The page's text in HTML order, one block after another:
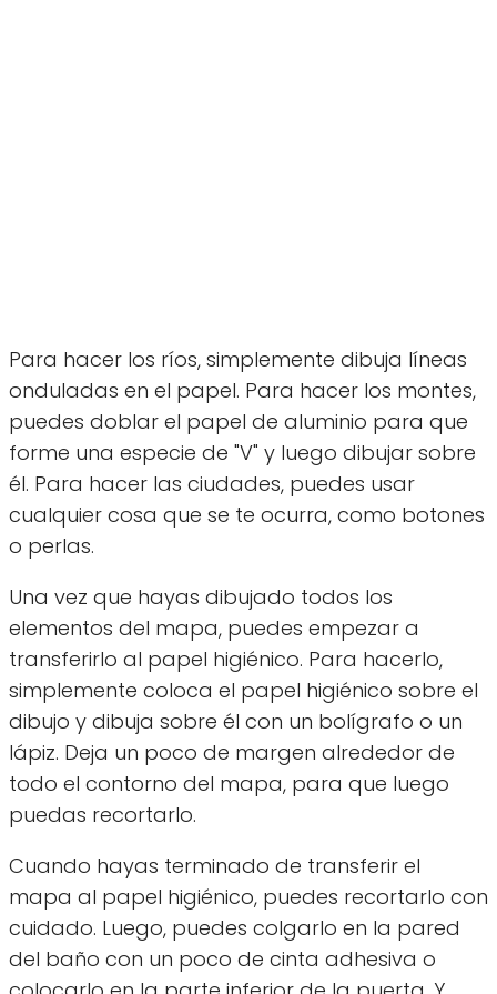
Para hacer los ríos, simplemente dibuja líneas
onduladas en el papel. Para hacer los montes,
puedes doblar el papel de aluminio para que
forme una especie de "V" y luego dibujar sobre
él. Para hacer las ciudades, puedes usar
cualquier cosa que se te ocurra, como botones
o perlas.
Una vez que hayas dibujado todos los
elementos del mapa, puedes empezar a
transferirlo al papel higiénico. Para hacerlo,
simplemente coloca el papel higiénico sobre el
dibujo y dibuja sobre él con un bolígrafo o un
lápiz. Deja un poco de margen alrededor de
todo el contorno del mapa, para que luego
puedas recortarlo.
Cuando hayas terminado de transferir el
mapa al papel higiénico, puedes recortarlo con
cuidado. Luego, puedes colgarlo en la pared
del baño con un poco de cinta adhesiva o